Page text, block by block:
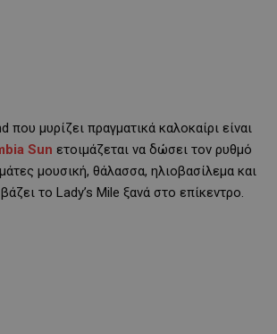
μυρίζει πραγματικά καλοκαίρι είναι
Sun ετοιμάζεται να δώσει τον ρυθμό
μουσική, θάλασσα, ηλιοβασίλεμα και
το Lady’s Mile ξανά στο επίκεντρο.